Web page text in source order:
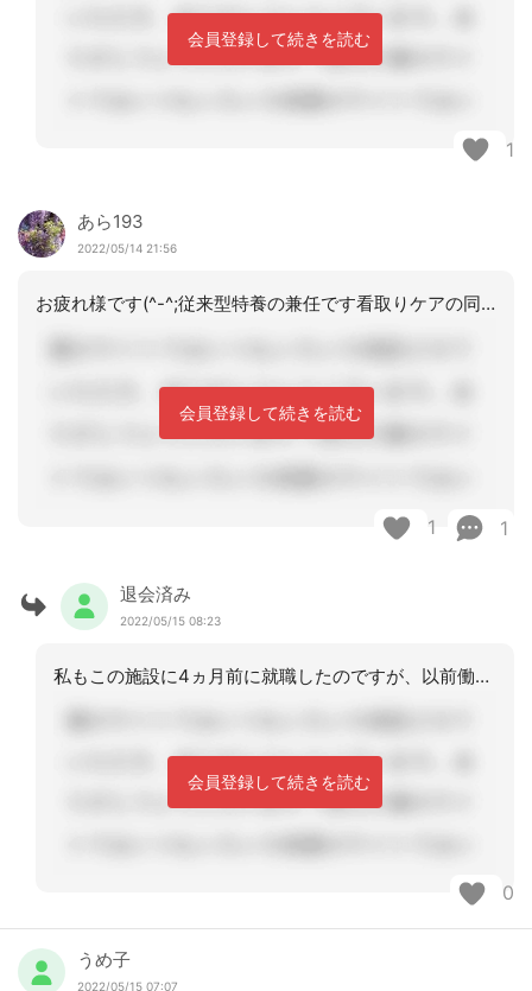
会員登録して続きを読む
1
あら193
2022/05/14 21:56
お疲れ様です(^-^;従来型特養の兼任です看取りケアの同意書についてですね？看取
会員登録して続きを読む
1 1
退会済み
2022/05/15 08:23
私もこの施設に4ヵ月前に就職したのですが、以前働いていた施設とかなり違い、ご家族
会員登録して続きを読む
0
うめ子
2022/05/15 07:07